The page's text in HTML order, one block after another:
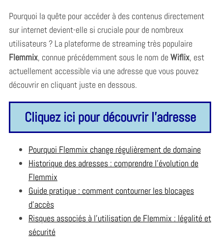
Pourquoi la quête pour accéder à des contenus directement
sur internet devient-elle si cruciale pour de nombreux
utilisateurs ? La plateforme de streaming très populaire
Flemmix, connue précédemment sous le nom de Wiflix, est
actuellement accessible via une adresse que vous pouvez
découvrir en cliquant juste en dessous.
Cliquez ici pour découvrir l'adresse
Pourquoi Flemmix change régulièrement de domaine
Historique des adresses : comprendre l’évolution de
Flemmix
Guide pratique : comment contourner les blocages
d’accès
Risques associés à l’utilisation de Flemmix : légalité et
sécurité